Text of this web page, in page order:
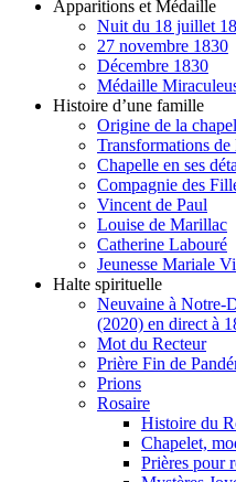
Apparitions et Médaille
Nuit du 18 juillet
27 novembre 1830
Décembre 1830
Médaille
Histoire d’une famille
Origine de la
Transformations de
Chapelle en ses
Compagnie des
Vincent de Paul
Louise de Marillac
Catherine Labouré
Jeunesse Mariale
Halte spirituelle
Neuvaine à Notre-
(2020) en direct à
Mot du Recteur
Prière Fin de
Prions
Rosaire
Histoire du
Chapelet,
Prières pour